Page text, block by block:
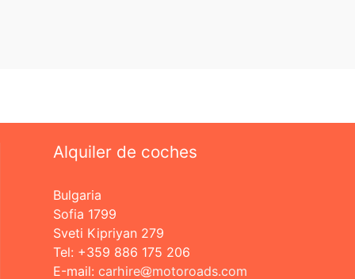
Alquiler de coches
Bulgaria
Sofia 1799
Sveti Kipriyan 279
Tel: +359 886 175 206
Е-mail:carhire motoroads.com